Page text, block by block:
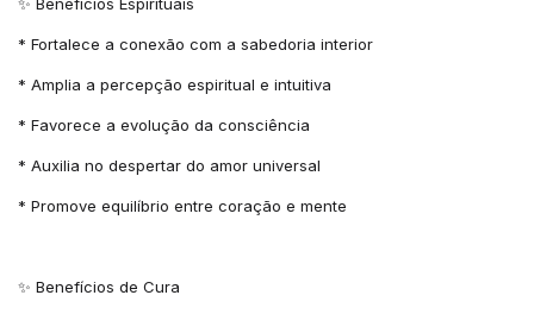
✨ Benefícios Espirituais
* Fortalece a conexão com a sabedoria interior
* Amplia a percepção espiritual e intuitiva
* Favorece a evolução da consciência
* Auxilia no despertar do amor universal
* Promove equilíbrio entre coração e mente
✨ Benefícios de Cura